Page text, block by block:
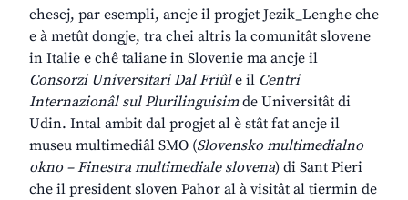
chescj, par esempli, ancje il progjet Jezik_Lenghe che
e à metût dongje, tra chei altris la comunitât slovene
in Italie e chê taliane in Slovenie ma ancje il
Consorzi Universitari Dal Friûle il Centri
Internazionâl sul Plurilinguisimde Universitât di
Udin. Intal ambit dal progjet al è stât fat ancje il
museu multimediâl SMO (Slovensko multimedialno
okno – Finestra multimediale slovena) di Sant Pieri
che il president sloven Pahor al à visitât al tiermin de